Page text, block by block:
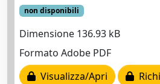
non disponibili
Dimensione 136.93 kB
Formato Adobe PDF
Visualizza/Apri